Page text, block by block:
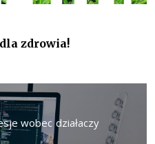
zdrowia!
wobec działaczy